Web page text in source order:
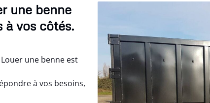
une benne
à vos côtés.
une benne est
à vos besoins,